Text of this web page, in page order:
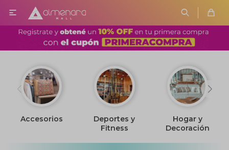

Accesorios
Deportes y
Fitness
Hogar y
Decoración